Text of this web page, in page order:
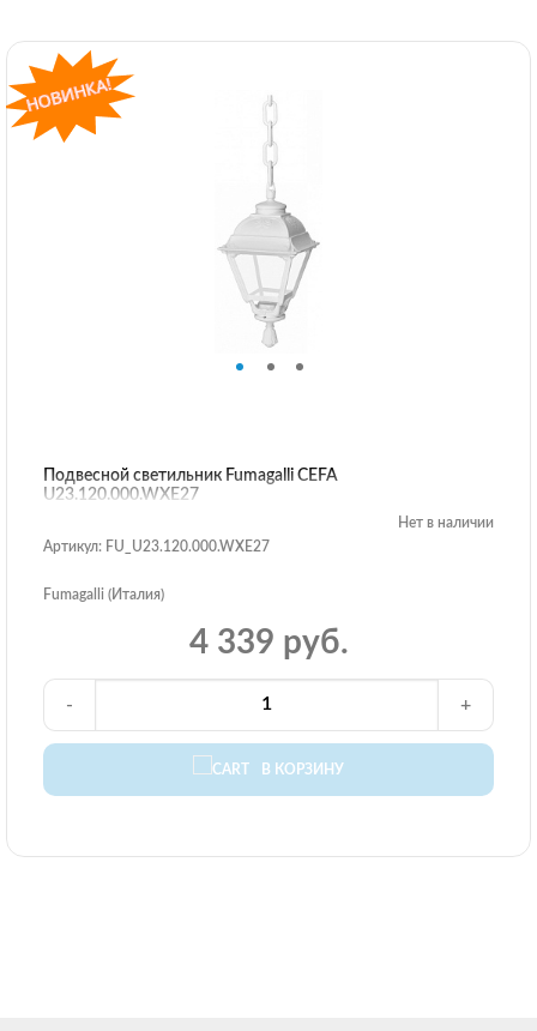
Подвесной светильник Fumagalli CEFA
U23.120.000.WXE27
Нет в наличии
Артикул: FU_U23.120.000.WXE27
Fumagalli (Италия)
4 339 руб.
В КОРЗИНУ
- +